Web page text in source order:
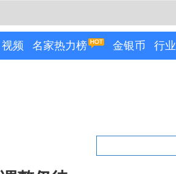
视频 名家热力榜 金银币 行业